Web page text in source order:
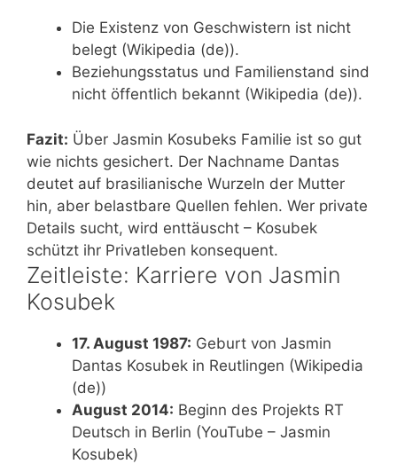
Die Existenz von Geschwistern ist nicht
belegt (Wikipedia (de)).
Beziehungsstatus und Familienstand sind
nicht öffentlich bekannt (Wikipedia (de)).
Fazit: Über Jasmin Kosubeks Familie ist so gut
wie nichts gesichert. Der Nachname Dantas
deutet auf brasilianische Wurzeln der Mutter
hin, aber belastbare Quellen fehlen. Wer private
Details sucht, wird enttäuscht – Kosubek
schützt ihr Privatleben konsequent.
Zeitleiste: Karriere von Jasmin
Kosubek
17. August 1987: Geburt von Jasmin
Dantas Kosubek in Reutlingen (Wikipedia
(de))
August 2014: Beginn des Projekts RT
Deutsch in Berlin (YouTube – Jasmin
Kosubek)